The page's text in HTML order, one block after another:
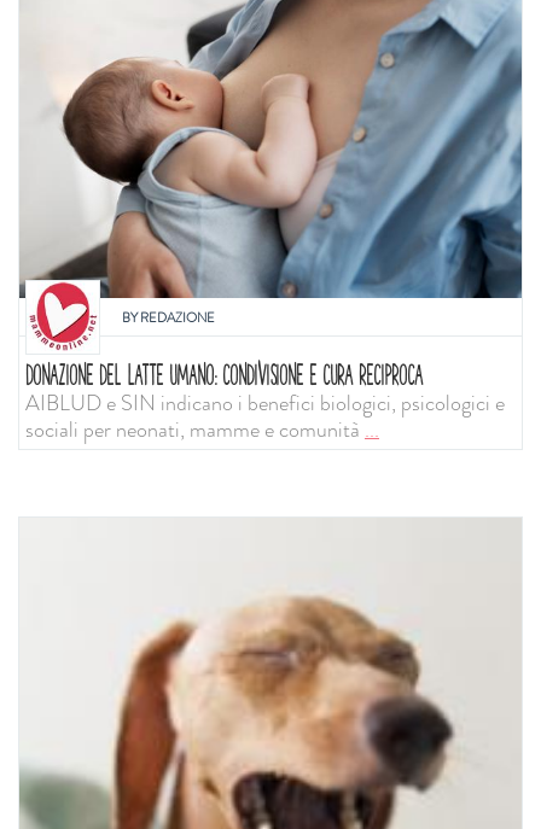
BYREDAZIONE
DONAZIONE DEL LATTE UMANO: CONDIVISIONE E CURA RECIPROCA
AIBLUD e SIN indicano i benefici biologici, psicologici e
sociali per neonati, mamme e comunità...